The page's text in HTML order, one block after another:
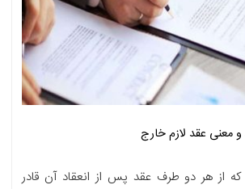
و معنی عقد لازم خارج
که از هر دو طرف عقد پس از انعقاد آن قادر